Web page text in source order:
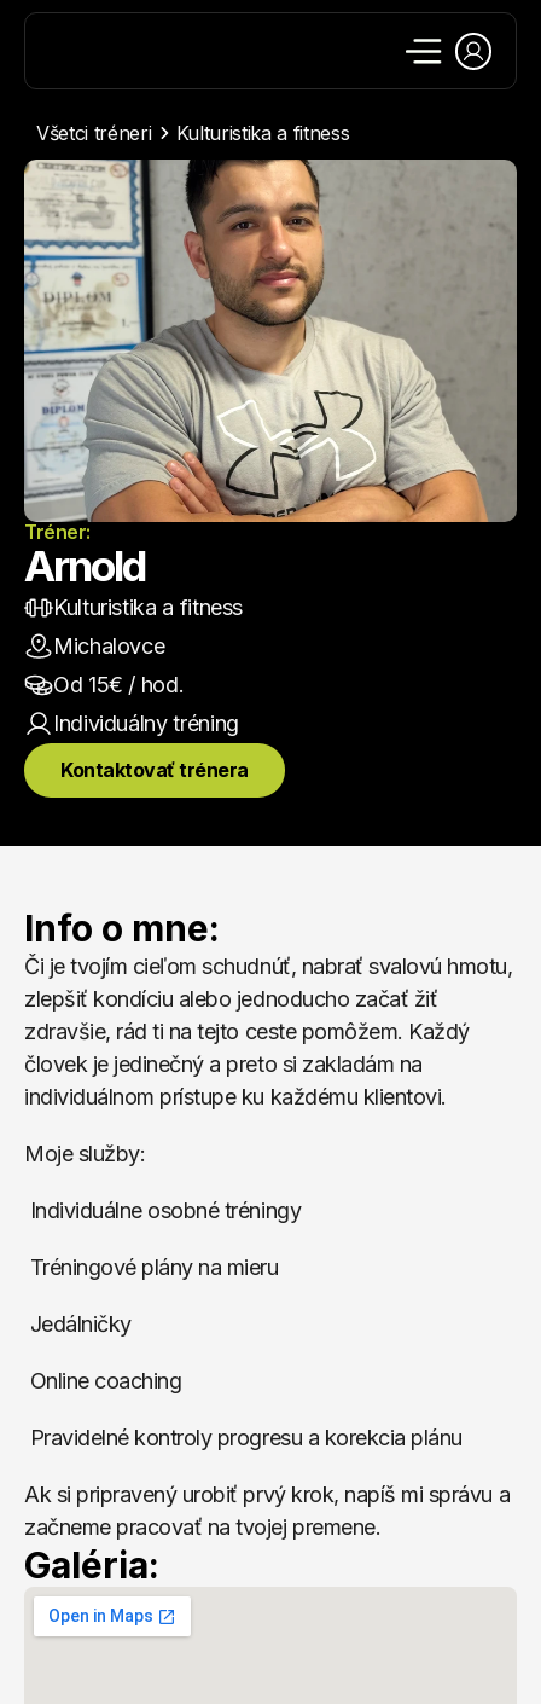
Všetci tréneri Kulturistika a fitness
Tréner:
Arnold
Kulturistika a fitness
Michalovce
Od 15€ / hod.
Individuálny tréning
Kontaktovať trénera
Info o mne:
Či je tvojím cieľom schudnúť, nabrať svalovú hmotu,
zlepšiť kondíciu alebo jednoducho začať žiť
zdravšie, rád ti na tejto ceste pomôžem. Každý
človek je jedinečný a preto si zakladám na
individuálnom prístupe ku každému klientovi.
Moje služby:
Individuálne osobné tréningy
Tréningové plány na mieru
Jedálničky
Online coaching
Pravidelné kontroly progresu a korekcia plánu
Ak si pripravený urobiť prvý krok, napíš mi správu a
začneme pracovať na tvojej premene.
Galéria: